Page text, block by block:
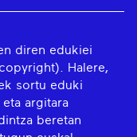
diren edukiei
Halere,
sortu eduki
argitara
beretan